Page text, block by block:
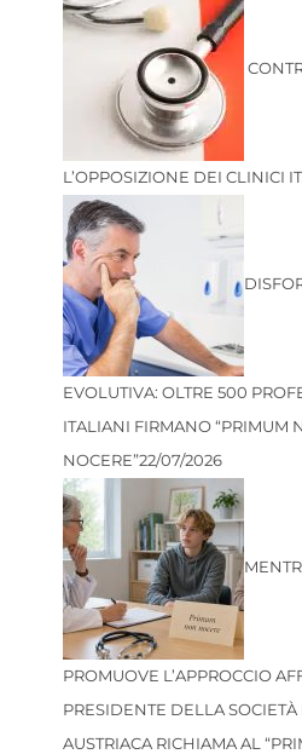
L’OPPOSIZIONE DEI CLINICI
EVOLUTIVA: OLTRE 500
ITALIANI FIRMANO “PRIMUM
NOCERE”22/07/2026
PROMUOVE L’APPROCCIO
PRESIDENTE DELLA
AUSTRIACA RICHIAMA AL